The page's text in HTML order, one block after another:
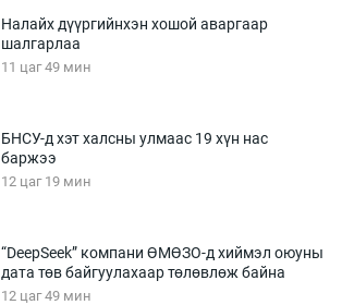
Налайх дүүргийнхэн хошой аваргаар
шалгарлаа
11 цаг 49 мин
БНСУ-д хэт халсны улмаас 19 хүн нас
баржээ
12 цаг 19 мин
“DeepSeek” компани ӨМӨЗО-д хиймэл оюуны
дата төв байгуулахаар төлөвлөж байна
12 цаг 49 мин